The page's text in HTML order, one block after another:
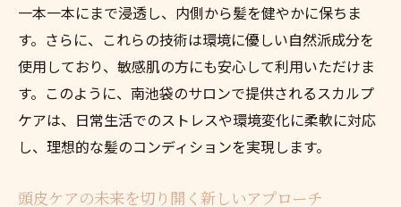
一本一本にまで浸透し、内側から髪を健やかに保ちま
す。さらに、これらの技術は環境に優しい自然派成分を
使用しており、敏感肌の方にも安心して利用いただけま
す。このように、南池袋のサロンで提供されるスカルプ
ケアは、日常生活でのストレスや環境変化に柔軟に対応
し、理想的な髪のコンディションを実現します。
頭皮ケアの未来を切り開く新しいアプローチ